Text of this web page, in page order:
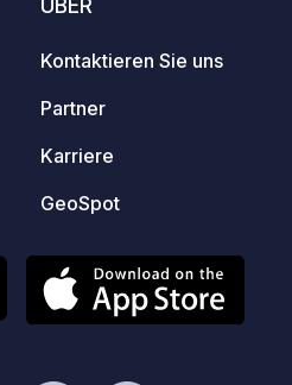
ÜBER
Kontaktieren Sie uns
Partner
Karriere
GeoSpot